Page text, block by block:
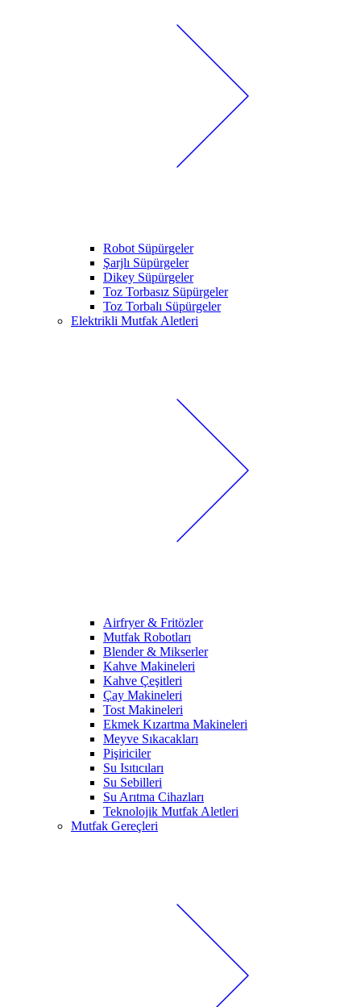
Robot Süpürgeler
Şarjlı Süpürgeler
Dikey Süpürgeler
Toz Torbasız Süpürgeler
Toz Torbalı Süpürgeler
Elektrikli Mutfak Aletleri
Airfryer & Fritözler
Mutfak Robotları
Blender & Mikserler
Kahve Makineleri
Kahve Çeşitleri
Çay Makineleri
Tost Makineleri
Ekmek Kızartma Makineleri
Meyve Sıkacakları
Pişiriciler
Su Isıtıcıları
Su Sebilleri
Su Arıtma Cihazları
Teknolojik Mutfak Aletleri
Mutfak Gereçleri